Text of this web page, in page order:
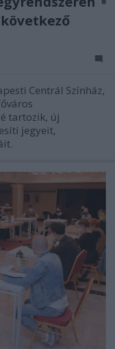
Centrál Színház,
tartozik, új
jegyeit,